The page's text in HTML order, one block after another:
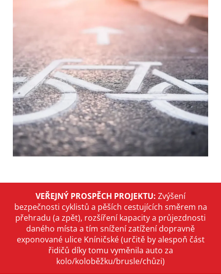
VEŘEJNÝ PROSPĚCH PROJEKTU: Zvýšení
bezpečnosti cyklistů a pěších cestujících směrem na
přehradu (a zpět), rozšíření kapacity a průjezdnosti
daného místa a tím snížení zatížení dopravně
exponované ulice Kníničské (určitě by alespoň část
řidičů díky tomu vyměnila auto za
kolo/koloběžku/brusle/chůzi)